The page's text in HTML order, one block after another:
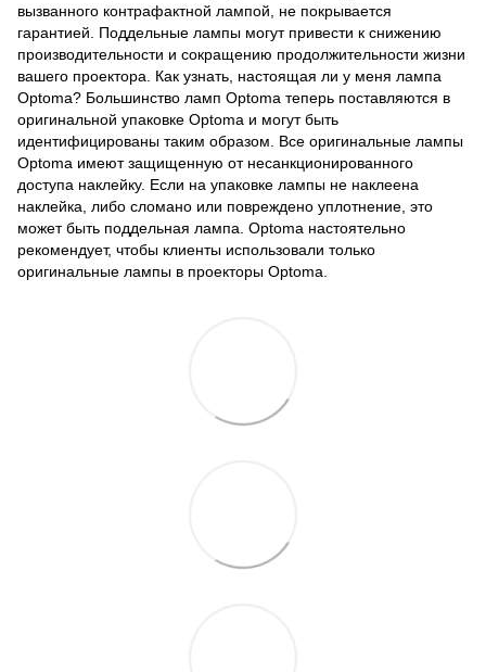
вызванного контрафактной лампой, не покрывается
гарантией. Поддельные лампы могут привести к снижению
производительности и сокращению продолжительности жизни
вашего проектора. Как узнать, настоящая ли у меня лампа
Optoma? Большинство ламп Optoma теперь поставляются в
оригинальной упаковке Optoma и могут быть
идентифицированы таким образом. Все оригинальные лампы
Optoma имеют защищенную от несанкционированного
доступа наклейку. Если на упаковке лампы не наклеена
наклейка, либо сломано или повреждено уплотнение, это
может быть поддельная лампа. Optoma настоятельно
рекомендует, чтобы клиенты использовали только
оригинальные лампы в проекторы Optoma.